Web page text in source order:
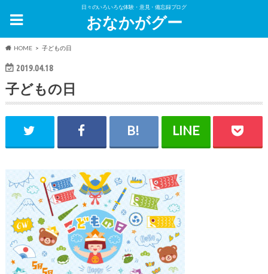
日々のいろいろな体験・意見・備忘録ブログ
おなかがグー
HOME 子どもの日
2019.04.18
子どもの日